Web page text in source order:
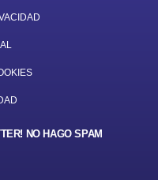
NO HAGO SPAM